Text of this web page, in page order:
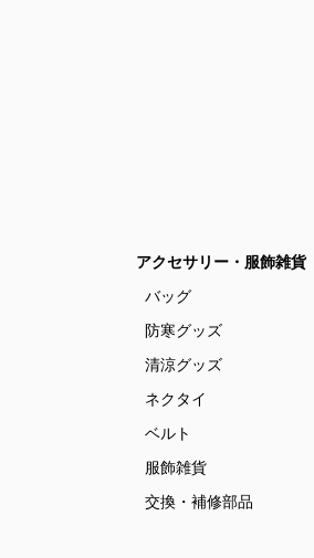
アクセサリー・服飾雑貨
バッグ
防寒グッズ
清涼グッズ
ネクタイ
ベルト
服飾雑貨
交換・補修部品